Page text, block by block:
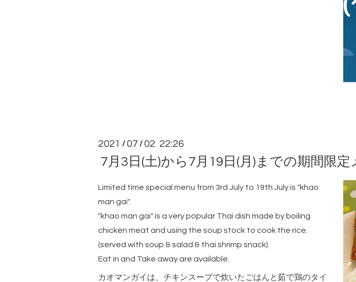
2021 / 07 / 02 22:26
7月3日(土)から7月19日(月)までの期間限
Limited time special menu from 3rd July to 19th July is "khao
man gai".
"khao man gai" is a very popular Thai dish made by boiling
chicken meat and using the soup stock to cook the rice.
(served with soup & salad & thai shrimp snack)
Eat in and Take away are available.
カオマンガイは、チキンスープで炊いたごはんと茹で鶏のタイ